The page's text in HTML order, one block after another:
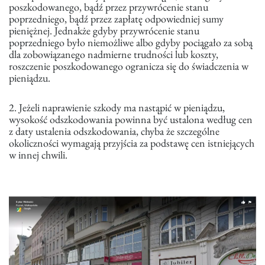
poszkodowanego, bądź przez przywrócenie stanu
poprzedniego, bądź przez zapłatę odpowiedniej sumy
pieniężnej. Jednakże gdyby przywrócenie stanu
poprzedniego było niemożliwe albo gdyby pociągało za sobą
dla zobowiązanego nadmierne trudności lub koszty,
roszczenie poszkodowanego ogranicza się do świadczenia w
pieniądzu.
2. Jeżeli naprawienie szkody ma nastąpić w pieniądzu,
wysokość odszkodowania powinna być ustalona według cen
z daty ustalenia odszkodowania, chyba że szczególne
okoliczności wymagają przyjścia za podstawę cen istniejących
w innej chwili.